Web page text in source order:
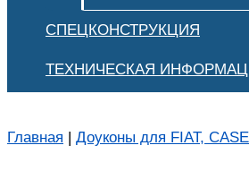
СПЕЦКОНСТРУКЦИЯ
ТЕХНИЧЕСКАЯ
Главная Доуконы для FIAT,